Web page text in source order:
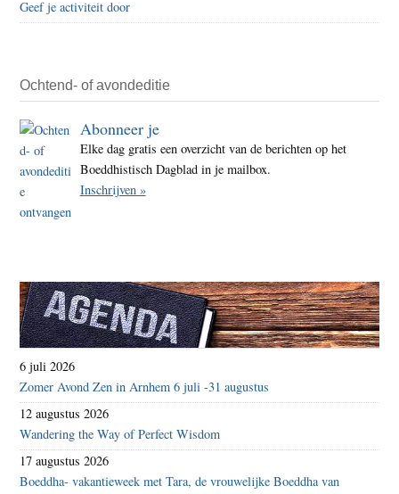
Geef je activiteit door
Ochtend- of avondeditie
Abonneer je
Elke dag gratis een overzicht van de berichten op het
Boeddhistisch Dagblad in je mailbox.
Inschrijven »
6 juli 2026
Zomer Avond Zen in Arnhem 6 juli -31 augustus
12 augustus 2026
Wandering the Way of Perfect Wisdom
17 augustus 2026
Boeddha- vakantieweek met Tara, de vrouwelijke Boeddha van